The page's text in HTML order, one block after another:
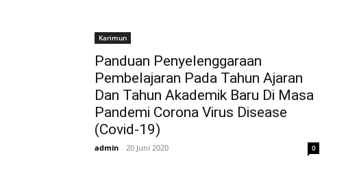
Karimun
Panduan Penyelenggaraan
Pembelajaran Pada Tahun Ajaran
Dan Tahun Akademik Baru Di Masa
Pandemi Corona Virus Disease
(Covid-19)
admin - 20 Juni 2020 0